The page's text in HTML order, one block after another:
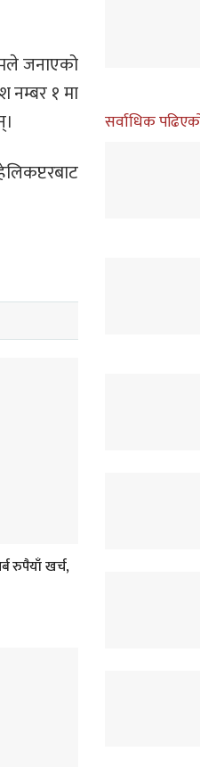
जनाएको
नम्बर १ मा
रुपैयाँ खर्च,
सर्वाधिक